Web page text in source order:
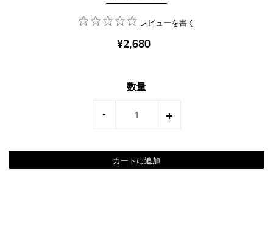
レビューを書く
¥2,680
数量
- +